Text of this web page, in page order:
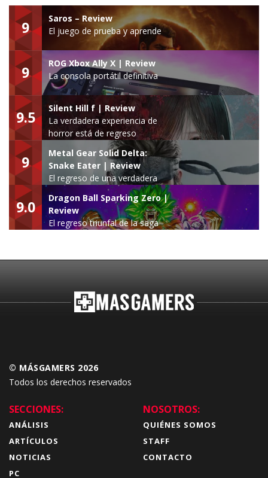
9
Saros – Review
El juego de prueba y aprende
9
ROG Xbox Ally X | Review
La consola portátil definitiva
9.5
Silent Hill f | Review
La verdadera experiencia de
horror está de regreso
9
Metal Gear Solid Delta:
Snake Eater | Review
El regreso de una verdadera
leyenda
9.0
Dragon Ball Sparking Zero |
Review
El regreso triunfal de la saga
© MÁSGAMERS 2026
Todos los derechos reservados
SECCIONES:
ANÁLISIS
ARTÍCULOS
NOTICIAS
PC
NOSOTROS:
QUIÉNES SOMOS
STAFF
CONTACTO